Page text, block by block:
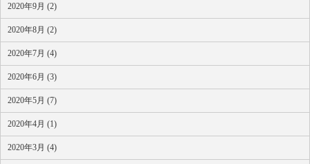
2020年9月 (2)
2020年8月 (2)
2020年7月 (4)
2020年6月 (3)
2020年5月 (7)
2020年4月 (1)
2020年3月 (4)